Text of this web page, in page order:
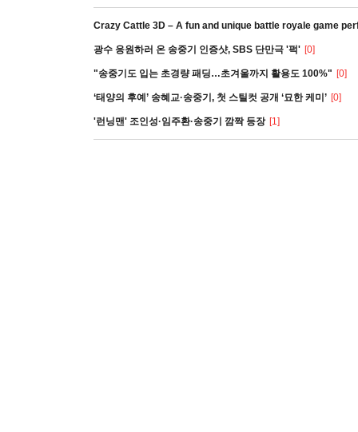
Crazy Cattle 3D – A fun and unique battle royale game
광수 응원하러 온 송중기 인증샷, SBS 단만극 '퍽' [0]
"송중기도 입는 초경량 패딩…초겨울까지 활용도 100%" [0]
‘태양의 후예’ 송혜교·송중기, 첫 스틸컷 공개 ‘묘한 케미’ [0]
'런닝맨' 조인성·임주환·송중기 깜짝 등장 [1]